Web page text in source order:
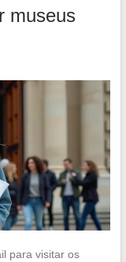
museus
para visitar os